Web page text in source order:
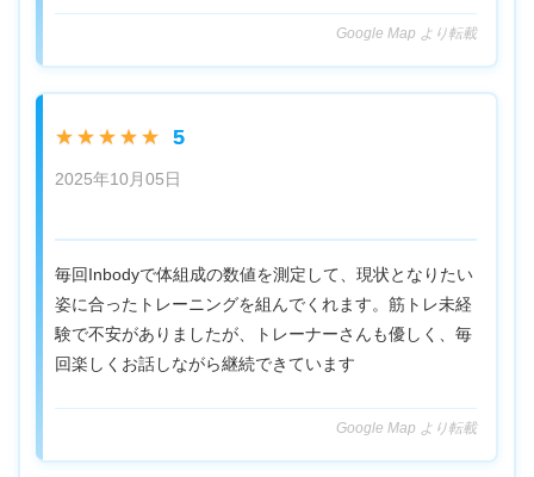
Google Map より転載
★★★★★ 5
2025年10月05日
毎回Inbodyで体組成の数値を測定して、現状となりたい
姿に合ったトレーニングを組んでくれます。筋トレ未経
験で不安がありましたが、トレーナーさんも優しく、毎
回楽しくお話しながら継続できています
Google Map より転載